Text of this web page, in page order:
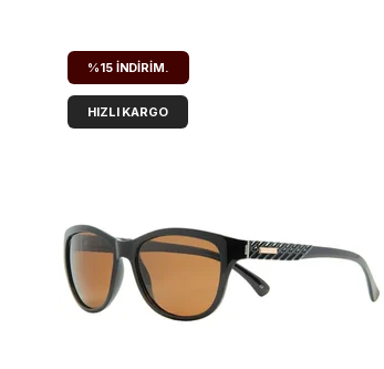
%15 İNDIRIM.
HIZLI KARGO